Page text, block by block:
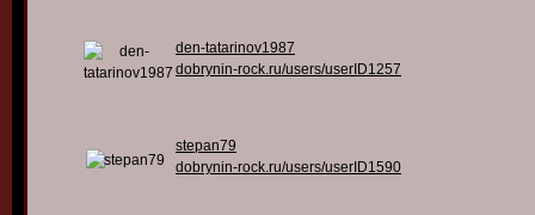
den-tatarinov1987
dobrynin-rock.ru/users/userID1257
stepan79
dobrynin-rock.ru/users/userID1590